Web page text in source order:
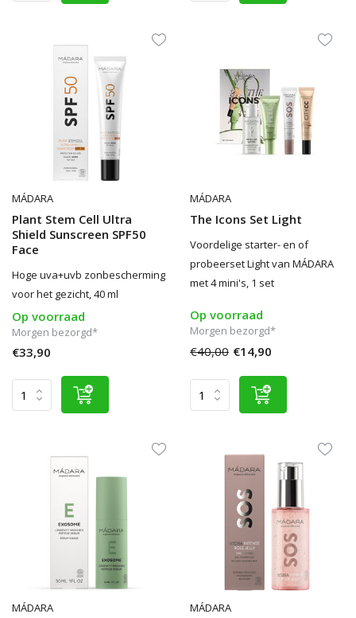
MÁDARA
Plant Stem Cell Ultra
Shield Sunscreen SPF50
Face
Hoge uva+uvb zonbescherming
voor het gezicht, 40 ml
Op voorraad
Morgen bezorgd*
€33,90
MÁDARA
The Icons Set Light
Voordelige starter- en of
probeerset Light van MÁDARA
met 4 mini's, 1 set
Op voorraad
Morgen bezorgd*
€40,00 €14,90
MÁDARA MÁDARA